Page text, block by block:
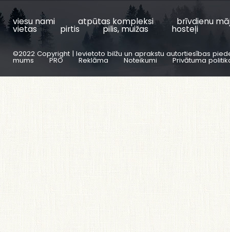
viesu nami atpūtas kompleksi brīvdienu
vietas pirtis pilis, muižas hosteļi
©2022 Copyright | Ievietoto bilžu un aprakstu autortiesības
mums PRO Reklāma Noteikumi Privātuma